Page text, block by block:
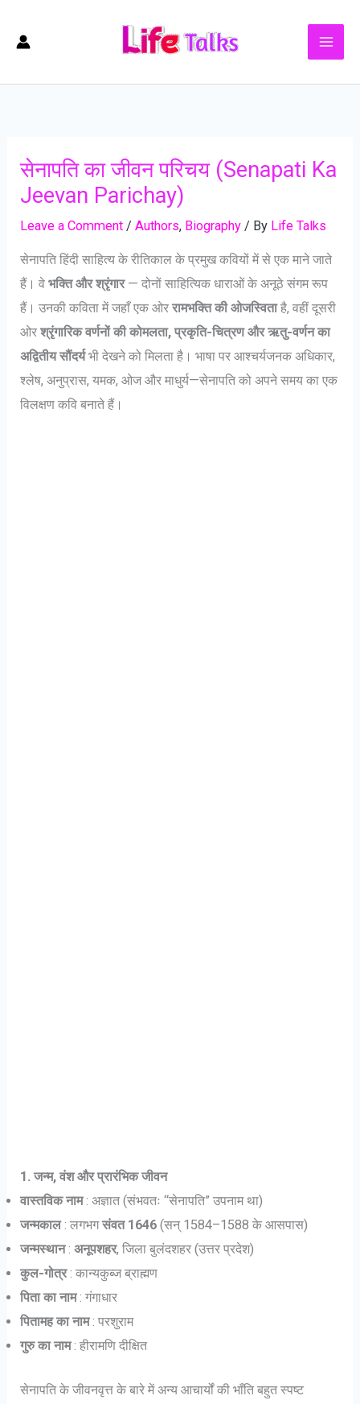
सेनापति का जीवन परिचय (Senapati Ka
Jeevan Parichay)
Leave a Comment /Authors, Biography / By Life Talks
सेनापति हिंदी साहित्य के रीतिकाल के प्रमुख कवियों में से एक माने जाते
हैं। वेभक्ति और श्रृंगार— दोनों साहित्यिक धाराओं के अनूठे संगम रूप
हैं। उनकी कविता में जहाँ एक ओररामभक्ति की ओजस्विताहै, वहीं दूसरी
ओरश्रृंगारिक वर्णनों की कोमलता, प्रकृति-चित्रण और ऋतु-वर्णन का
अद्वितीय सौंदर्यभी देखने को मिलता है। भाषा पर आश्चर्यजनक अधिकार,
श्लेष, अनुप्रास, यमक, ओज और माधुर्य—सेनापति को अपने समय का एक
विलक्षण कवि बनाते हैं।
1. जन्म, वंश और प्रारंभिक जीवन
वास्तविक नाम: अज्ञात (संभवतः “सेनापति” उपनाम था)
जन्मकाल: लगभगसंवत 1646 (सन् 1584–1588 के आसपास)
जन्मस्थान:अनूपशहर, जिला बुलंदशहर (उत्तर प्रदेश)
कुल-गोत्र: कान्यकुब्ज ब्राह्मण
पिता का नाम: गंगाधार
पितामह का नाम: परशुराम
गुरु का नाम: हीरामणि दीक्षित
सेनापति के जीवनवृत्त के बारे में अन्य आचार्यों की भाँति बहुत स्पष्ट